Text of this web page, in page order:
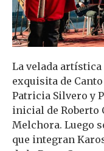
La velada
exquisita de
Patricia Silvero y
inicial de Roberto
Melchora. Luego
que integran